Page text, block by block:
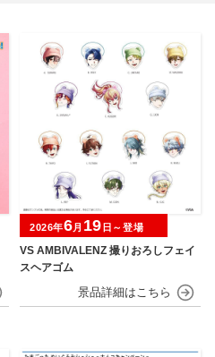
VS AMBIVALENZ 撮りおろしフェイ
スヘアゴム
2026年6月 19 日～登場